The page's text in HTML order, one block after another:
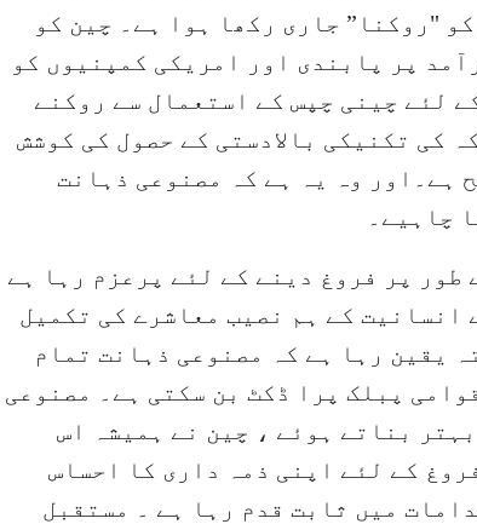
"روکنا” جاری رکھا ہوا ہے۔ چین کو
پر پابندی اور امریکی کمپنیوں کو
لئے چینی چپس کے استعمال سے روکنے
کی تکنیکی بالادستی کے حصول کی کوشش
ہے۔اور وہ یہ ہے کہ مصنوعی ذہانت
چاہیے۔
پر فروغ دینے کے لئے پرعزم رہا ہے
انسانیت کے ہم نصیب معاشرے کی تکمیل
یقین رہا ہے کہ مصنوعی ذہانت تمام
پبلک پرا ڈکٹ بن سکتی ہے۔ مصنوعی
بناتے ہوئے ، چین نے ہمیشہ اس
کے لئے اپنی ذمہ داری کا احساس
میں ثابت قدم رہا ہے ۔ مستقبل